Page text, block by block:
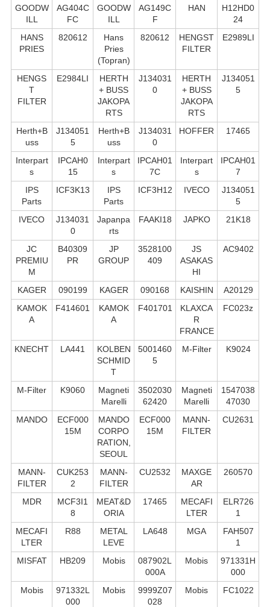
GOODW
ILL
AG404C
FC
GOODW
ILL
AG149C
F
HAN
H12HD0
24
HANS
PRIES
820612
Hans
Pries
(Topran)
820612
HENGST
FILTER
E2989LI
HENGS
T
FILTER
E2984LI
HERTH
+ BUSS
JAKOPA
RTS
J134031
0
HERTH
+ BUSS
JAKOPA
RTS
J134051
5
Herth+B
uss
J134051
5
Herth+B
uss
J134031
0
HOFFER 17465
Interpart
s
IPCAH0
15
Interpart
s
IPCAH01
7C
Interpart
s
IPCAH01
7
IPS
Parts
ICF3K13
IPS
Parts
ICF3H12 IVECO
J134051
5
IVECO
J134031
0
Japanpa
rts
FAAKI18 JAPKO 21K18
JC
PREMIU
M
B40309
PR
JP
GROUP
3528100
409
JS
ASAKAS
HI
AC9402
KAGER 090199 KAGER 090168 KAISHIN
A20129
KAMOK
A
F414601
KAMOK
A
F401701
KLAXCA
R
FRANCE
FC023z
KNECHT LA441
KOLBEN
SCHMID
T
5001460
5
M-Filter K9024
M-Filter K9060
Magneti
Marelli
3502030
62420
Magneti
Marelli
1547038
47030
MANDO
ECF000
15M
MANDO
CORPO
RATION,
SEOUL
ECF000
15M
MANN-
FILTER
CU2631
MANN-
FILTER
CUK253
2
MANN-
FILTER
CU2532
MAXGE
AR
260570
MDR
MCF3I1
8
MEAT&D
ORIA
17465
MECAFI
LTER
ELR726
1
MECAFI
LTER
R88
METAL
LEVE
LA648 MGA
FAH507
1
MISFAT
HB209 Mobis
087902L
000A
Mobis
971331H
000
Mobis
971332L
000
Mobis
9999Z07
028
Mobis FC1022